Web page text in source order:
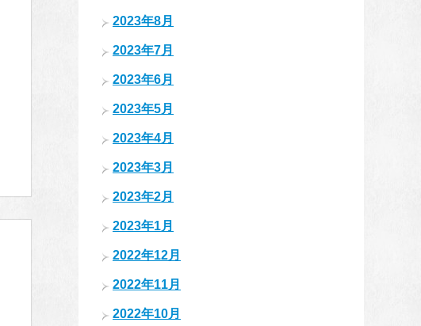
2023年8月
2023年7月
2023年6月
2023年5月
2023年4月
2023年3月
2023年2月
2023年1月
2022年12月
2022年11月
2022年10月